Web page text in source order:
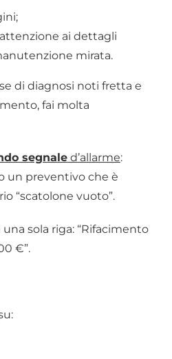
ai dettagli
mirata.
di diagnosi noti fretta e
fai molta
segnaled’allarme:
un preventivo che è
“scatolone vuoto”.
sola riga: “Rifacimento
€”.